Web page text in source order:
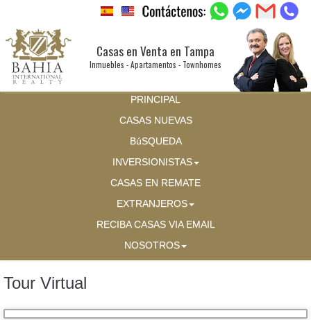
Casas en Venta en Tampa
Inmuebles - Apartamentos - Townhomes
PRINCIPAL
CASAS NUEVAS
BúSQUEDA
INVERSIONISTAS
CASAS EN REMATE
EXTRANJEROS
RECIBA CASAS VIA EMAIL
NOSOTROS
Tour Virtual